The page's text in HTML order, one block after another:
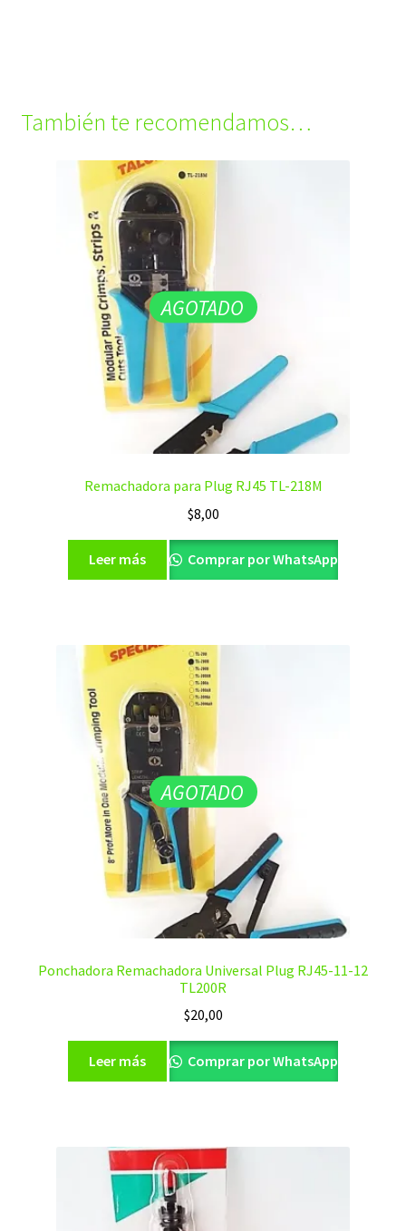
También te recomendamos…
AGOTADO
Remachadora para Plug RJ45 TL-218M
$8,00
Leer más Comprar por WhatsApp
AGOTADO
Ponchadora Remachadora Universal Plug RJ45-11-12
TL200R
$20,00
Leer más Comprar por WhatsApp